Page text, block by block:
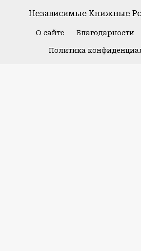
Независимые Книжные
О сайте Благодарности
Политика